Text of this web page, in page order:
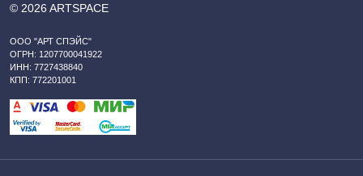
© 2026 ARTSPACE
ООО "АРТ СПЭЙС"
ОГРН: 1207700041922
ИНН: 7727438840
КПП: 772201001